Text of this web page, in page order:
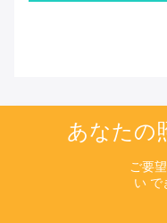
あなたの
ご要
い で